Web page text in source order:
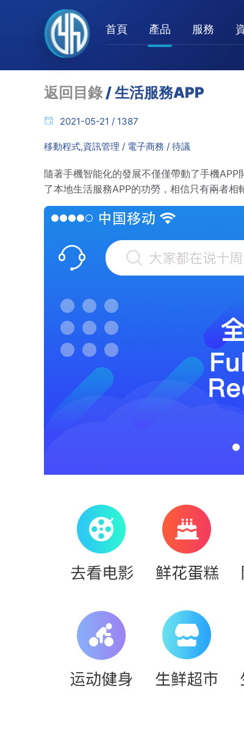
首頁 產品 服務
返回目錄/ 生活服務APP
2021-05-21 / 1387
移動程式,資訊管理 / 電子商務 / 待議
隨著手機智能化的發展不僅僅帶動了手機
了本地生活服務APP的功勞，相信只有兩者相